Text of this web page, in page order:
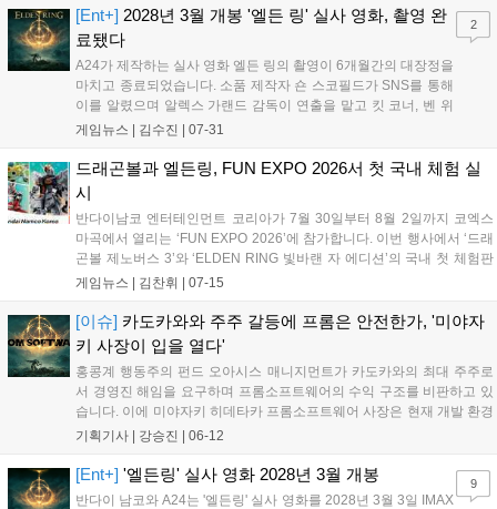
서 확인할 수 있습니다....
[Ent+] 2028년 3월 개봉 '엘든 링' 실사 영화, 촬영 완
료됐다
A24가 제작하는 실사 영화 엘든 링의 촬영이 6개월간의 대장정을
마치고 종료되었습니다. 소품 제작자 숀 스코필드가 SNS를 통해
이를 알렸으며 알렉스 가랜드 감독이 연출을 맡고 킷 코너, 벤 위
쇼 등 화려한 출연진이 참여했습니다. 후반 작업에 돌입한 영화
팬들의 기대감을 높이고 있습니다....
게임뉴스 | 김수진 | 07-31
2
드래곤볼과 엘든링, FUN EXPO 2026서 첫 국내 체험 실
시
반다이남코 엔터테인먼트 코리아가 7월 30일부터 8월 2일까지 코엑스
마곡에서 열리는 ‘FUN EXPO 2026’에 참가합니다. 이번 행사에서 ‘드래
곤볼 제노버스 3’와 ‘ELDEN RING 빛바랜 자 에디션’의 국내 첫 체험판
이 공개되며, 사전 신청 없이 현장에서 자유롭게 플레이할 수 있습니다.
행될 예정입니다. 자세한 정보는 공식 홈페이지를 통해 추후 공개됩니
다....
게임뉴스 | 김찬휘 | 07-15
[이슈] 카도카와와 주주 갈등에 프롬은 안전한가, '미야자
키 사장이 입을 열다'
홍콩계 행동주의 펀드 오아시스 매니지먼트가 카도카와의 최대 주주로
서 경영진 해임을 요구하며 프롬소프트웨어의 수익 구조를 비판하고 있
습니다. 이에 미야자키 히데타카 프롬소프트웨어 사장은 현재 개발 환경
에 만족하며 창작의 자유를 누리고 있다고 밝혔습니다. 이번 갈등의 향
재임안 표결을 통해 결정될 예정입니다....
기획기사 | 강승진 | 06-12
[Ent+] '엘든링' 실사 영화 2028년 3월 개봉
반다이 남코와 A24는 '엘든링' 실사 영화를 2028년 3월 3일 IMAX
9